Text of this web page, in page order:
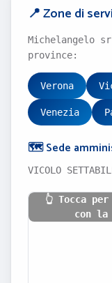
📍 Zone di
Michelangelo
province:
Verona
Venezia
🗺️ Sede
VICOLO
👆 Tocca
con la